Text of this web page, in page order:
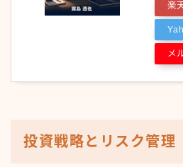
楽
メ
投資戦略とリスク管理